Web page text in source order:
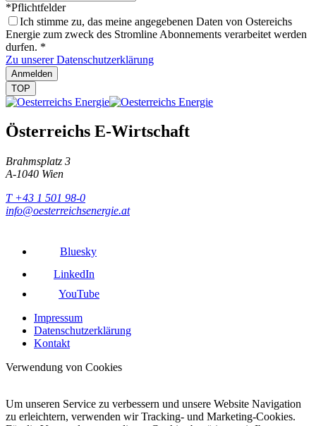
*Pflichtfelder
Ich stimme zu, das meine angegebenen Daten von Ostereichs
Energie zum zweck des Stromline Abonnements verarbeitet werden
durfen. *
Zu unserer Datenschutzerklärung
Anmelden
TOP
Österreichs E-Wirtschaft
Brahmsplatz 3
A-1040 Wien
T +43 1 501 98-0
info@oesterreichsenergie.at
Bluesky
LinkedIn
YouTube
Impressum
Datenschutzerklärung
Kontakt
Verwendung von Cookies
Um unseren Service zu verbessern und unsere Website Navigation
zu erleichtern, verwenden wir Tracking- und Marketing-Cookies.